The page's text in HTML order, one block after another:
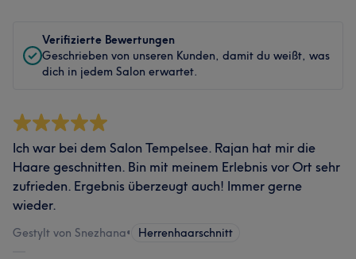
Verifizierte Bewertungen
Geschrieben von unseren Kunden, damit du weißt, was
dich in jedem Salon erwartet.
Ich war bei dem Salon Tempelsee. Rajan hat mir die
Haare geschnitten. Bin mit meinem Erlebnis vor Ort sehr
zufrieden. Ergebnis überzeugt auch! Immer gerne
wieder.
Gestylt von Snezhana• Herrenhaarschnitt